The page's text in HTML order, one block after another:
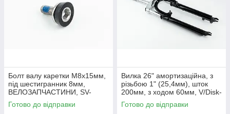
Болт валу каретки M8x15мм,
під шестигранник 8мм,
ВЕЛОЗАПЧАСТИНИ, SV-
403875
Готово до відправки
Вилка 26" амортизаційна, з
різьбою 1" (25,4мм), шток
200мм, з ходом 60мм, V/Disk-
brake, чорна,
ВЕЛОЗАПЧАСТИНИ, SV-
Готово до відправки